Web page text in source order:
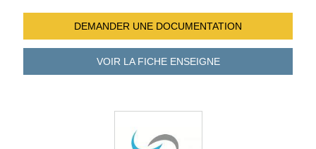
DEMANDER UNE DOCUMENTATION
VOIR LA FICHEENSEIGNE